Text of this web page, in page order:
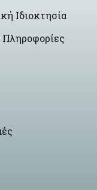
Ιδιοκτησία